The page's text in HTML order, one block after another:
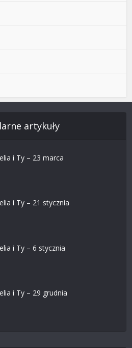
artykuły
i Ty – 23 marca
i Ty – 21 stycznia
i Ty – 6 stycznia
i Ty – 29 grudnia